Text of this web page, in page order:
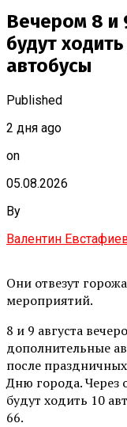
Вечером 8 и
будут
автобусы
Published
2 дня ago
on
05.08.2026
By
Валентин
Они отвезут
мероприятий.
8 и 9 августа
дополнительные
после
Дню города. Через
будут ходить 10
66.